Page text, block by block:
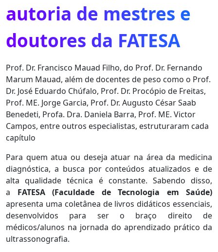
autoria de mestres e
doutores da FATESA
Prof. Dr. Francisco Mauad Filho, do Prof. Dr. Fernando
Marum Mauad, além de docentes de peso como o Prof.
Dr. José Eduardo Chúfalo, Prof. Dr. Procópio de Freitas,
Prof. ME. Jorge Garcia, Prof. Dr. Augusto César Saab
Benedeti, Profa. Dra. Daniela Barra, Prof. ME. Victor
Campos, entre outros especialistas, estruturaram cada
capítulo
Para quem atua ou deseja atuar na área da medicina
diagnóstica, a busca por conteúdos atualizados e de
alta qualidade técnica é constante. Sabendo disso,
a FATESA (Faculdade de Tecnologia em Saúde)
apresenta uma coletânea de livros didáticos essenciais,
desenvolvidos para ser o braço direito de
médicos/alunos na jornada do aprendizado prático da
ultrassonografia.